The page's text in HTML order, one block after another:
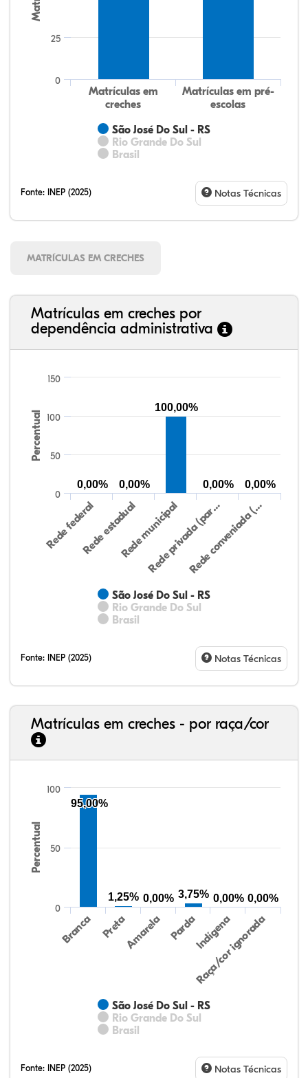
São José Do Sul - RS
Rio Grande Do Sul
Brasil
Matrículas em
creches
Matrículas em pré-
escolas
0
25
Fonte: INEP (2025) Notas Técnicas
MATRÍCULAS EM CRECHES
Matrículas em creches por
dependência administrativa
Percentual
São José Do Sul - RS
Rio Grande Do Sul
Brasil
Rede federalRede estadualRede municipal
Rede privada (par…Rede conveniada (…
0
50
100
150
0,00% 0,00%
100,00%
0,00% 0,00%
Fonte: INEP (2025) Notas Técnicas
Matrículas em creches - por raça/cor
Percentual
São José Do Sul - RS
Rio Grande Do Sul
Brasil
Branca PretaAmarela PardaIndígena
Raça/cor ignorada
0
50
100
95,00%
1,25% 0,00% 3,75% 0,00% 0,00%
Fonte: INEP (2025) Notas Técnicas
77,34%
7,88%
0,13%
13,87%
0,71%
0,08%
33,06%
7,95%
0,46%
55,81%
1,22%
1,50%